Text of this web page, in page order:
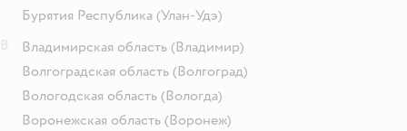
Бурятия Республика (Улан-Удэ)
Владимирская область (Владимир)
Волгоградская область (Волгоград)
Вологодская область (Вологда)
Воронежская область (Воронеж)